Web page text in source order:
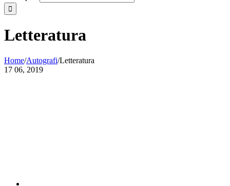
Letteratura
Home/Autografi/Letteratura
17 06, 2019